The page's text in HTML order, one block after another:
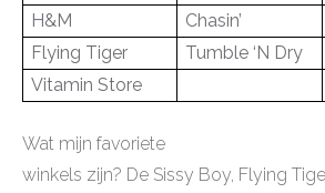
H&M
Chasin’
Flying Tiger
Tumble ‘N Dry
Vitamin Store
Wat mijn favoriete
winkels zijn? De Sissy Boy, Flying